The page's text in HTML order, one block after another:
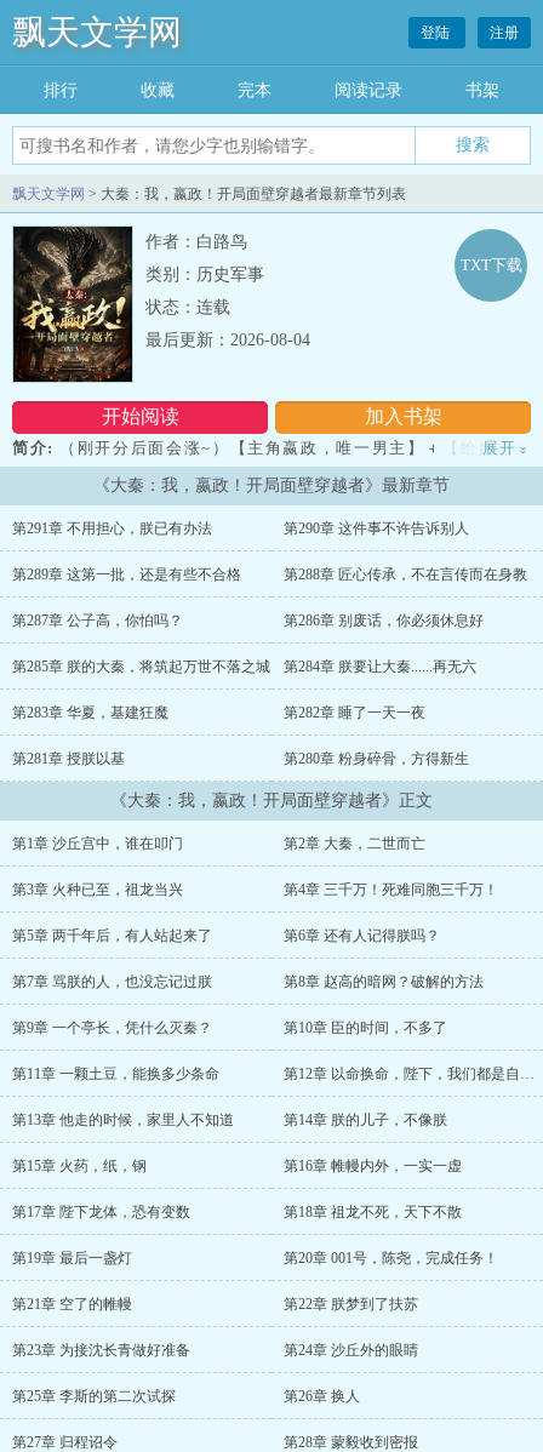
飘天文学网 登陆 注册
排行 收藏 完本 阅读记录 书架
飘天文学网 > 大秦：我，嬴政！开局面壁穿越者最新章节列表
作者：白路鸟
类别：历史军事
状态：连载
开始阅读 加入书架
TXT下载
最后更新：2026-08-04
简介:
（刚开分后面会涨~）【主角嬴政，唯一男主】＋【给始皇续
命】这不是一个人的穿越，而是一个文明的冲锋。华夏历四七三六
年，华夏危在旦夕。唯一的生机，是点燃两千年前的那唯一火种——
始皇帝，嬴政！…--大秦：我，嬴政！开局面壁穿越者...
展开 »
《大秦：我，嬴政！开局面壁穿越者》最新章节
第291章 不用担心，朕已有办法 第290章 这件事不许告诉别人
第289章 这第一批，还是有些不合格 第288章 匠心传承，不在言传而在身教
第287章 公子高，你怕吗？ 第286章 别废话，你必须休息好
第285章 朕的大秦，将筑起万世不落之城 第284章 朕要让大秦......再无六
第283章 华夏，基建狂魔 第282章 睡了一天一夜
第281章 授朕以基 第280章 粉身碎骨，方得新生
《大秦：我，嬴政！开局面壁穿越者》正文
第1章 沙丘宫中，谁在叩门 第2章 大秦，二世而亡
第3章 火种已至，祖龙当兴 第4章 三千万！死难同胞三千万！
第5章 两千年后，有人站起来了 第6章 还有人记得朕吗？
第7章 骂朕的人，也没忘记过朕 第8章 赵高的暗网？破解的方法
第9章 一个亭长，凭什么灭秦？ 第10章 臣的时间，不多了
第11章 一颗土豆，能换多少条命 第12章 以命换命，陛下，我们都是自愿的
第13章 他走的时候，家里人不知道 第14章 朕的儿子，不像朕
第15章 火药，纸，钢 第16章 帷幔内外，一实一虚
第17章 陛下龙体，恐有变数 第18章 祖龙不死，天下不散
第19章 最后一盏灯 第20章 001号，陈尧，完成任务！
第21章 空了的帷幔 第22章 朕梦到了扶苏
第23章 为接沈长青做好准备 第24章 沙丘外的眼睛
第25章 李斯的第二次试探 第26章 换人
第27章 归程诏令 第28章 蒙毅收到密报